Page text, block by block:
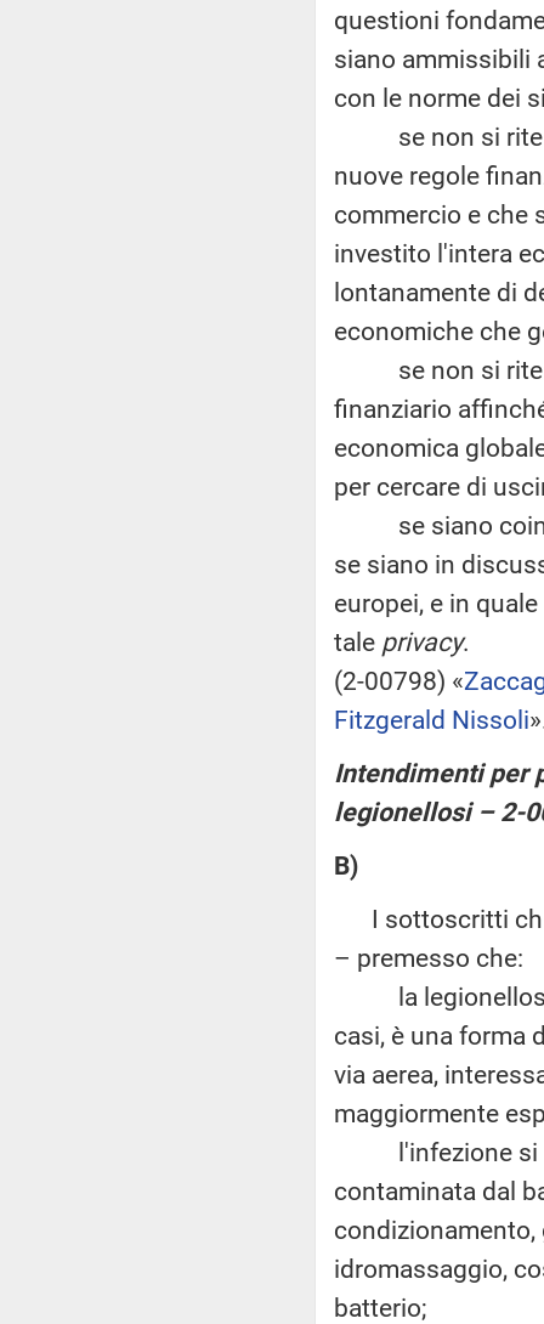
questioni
siano ammissibili
con le norme dei
se non si
nuove regole
commercio e che
investito l'intera
lontanamente di
economiche che
se non si
finanziario
economica
per cercare di
se siano
se siano in
europei, e in
tale privacy.
(2-00798) «
Fitzgerald Nissoli
Intendimenti per
legionellosi – 2-
B)
I sottoscritti
– premesso che:
la legionellosi,
casi, è una forma
via aerea,
maggiormente
l'infezione si
contaminata dal
idromassaggio,
batterio;